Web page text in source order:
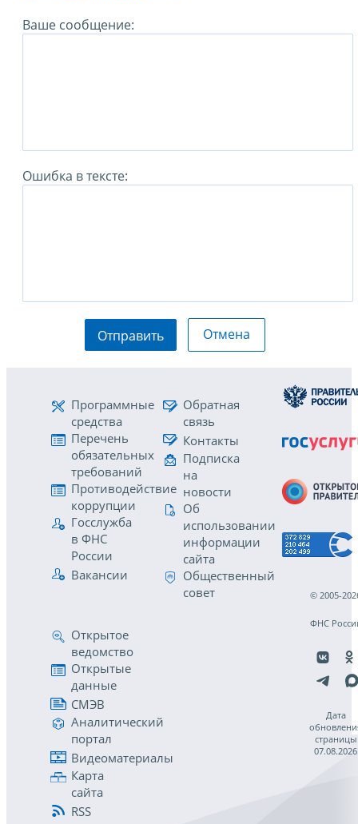
Ваше сообщение:
Ошибка в тексте:
Отправить Отмена
Программные
средства
Перечень
обязательных
требований
Противодействие
коррупции
Госслужба
в ФНС
России
Вакансии
Обратная
связь
Контакты
Подписка
на
новости
Об
использовании
информации
сайта
Общественный
совет
Открытое
ведомство
Открытые
данные
СМЭВ
Аналитический
портал
Видеоматериалы
Карта
сайта
RSS
© 2005-
ФНС
Дата
страницы
07.08.2026